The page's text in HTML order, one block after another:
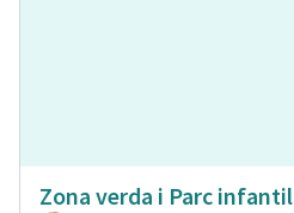
Zona verda i Parc infantil